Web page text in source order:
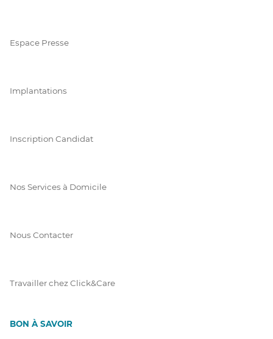
Espace Presse
Implantations
Inscription Candidat
Nos Services à Domicile
Nous Contacter
Travailler chez Click&Care
BON À SAVOIR